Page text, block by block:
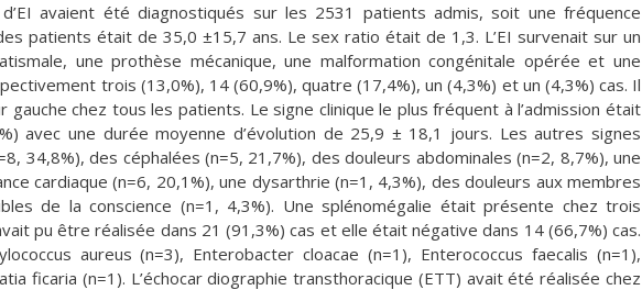
avaient été diagnostiqués sur les 2531 patients admis, soit une fréquence
patients était de 35,0 ±15,7 ans. Le sex ratio était de 1,3. L’EI survenait sur un
une prothèse mécanique, une malformation congénitale opérée et une
trois (13,0%), 14 (60,9%), quatre (17,4%), un (4,3%) et un (4,3%) cas. Il
gauche chez tous les patients. Le signe clinique le plus fréquent à l’admission était
avec une durée moyenne d’évolution de 25,9 ± 18,1 jours. Les autres signes
34,8%), des céphalées (n=5, 21,7%), des douleurs abdominales (n=2, 8,7%), une
cardiaque (n=6, 20,1%), une dysarthrie (n=1, 4,3%), des douleurs aux membres
de la conscience (n=1, 4,3%). Une splénomégalie était présente chez trois
pu être réalisée dans 21 (91,3%) cas et elle était négative dans 14 (66,7%) cas.
aureus (n=3), Enterobacter cloacae (n=1), Enterococcus faecalis (n=1),
ficaria (n=1). L’échocar diographie transthoracique (ETT) avait été réalisée chez